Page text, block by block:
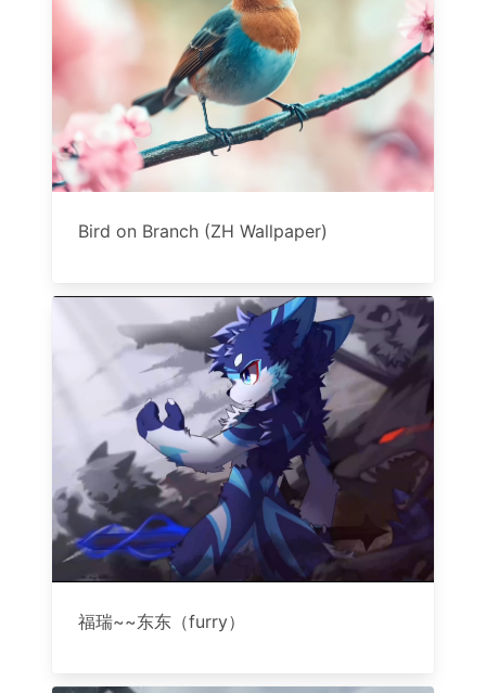
Bird on Branch (ZH Wallpaper)
福瑞~~东东（furry）